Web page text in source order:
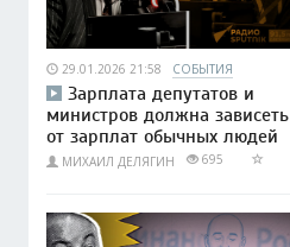
29.01.2026 21:58 СОБЫТИЯ
Зарплата депутатов и
министров должна зависеть
от зарплат обычных людей
МИХАИЛ ДЕЛЯГИН 695